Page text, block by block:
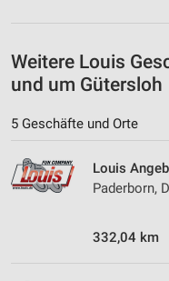
Weitere Louis
und um Gütersloh
5 Geschäfte und Orte
Louis
Paderborn,
332,04 km